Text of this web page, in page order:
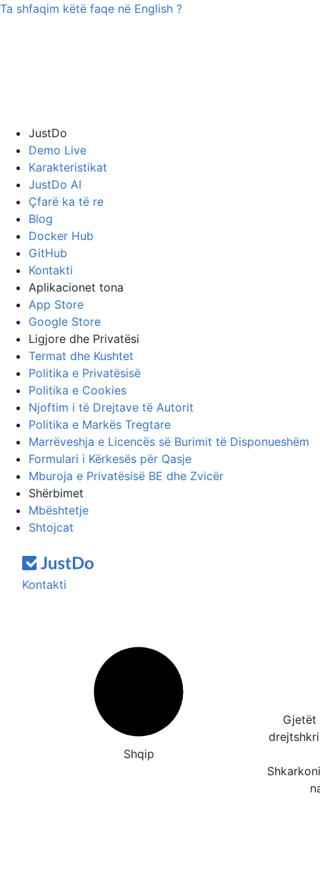
Ta shfaqim këtë faqe në English ?
JustDo
Demo Live
Karakteristikat
JustDo AI
Çfarë ka të re
Blog
Docker Hub
GitHub
Kontakti
Aplikacionet tona
App Store
Google Store
Ligjore dhe Privatësi
Termat dhe Kushtet
Politika e Privatësisë
Politika e Cookies
Njoftim i të Drejtave të Autorit
Politika e Markës Tregtare
Marrëveshja e Licencës së Burimit të Disponueshëm
Formulari i Kërkesës për Qasje
Mburoja e Privatësisë BE dhe Zvicër
Shërbimet
Mbështetje
Shtojcat
Kontakti
Shqip
Gjetët